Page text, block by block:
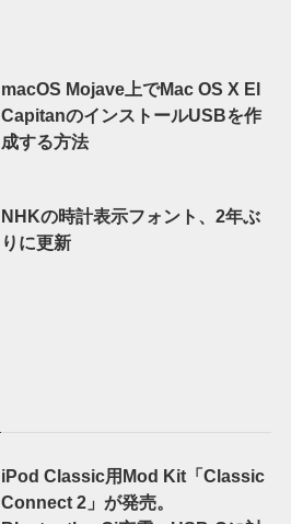
macOS Mojave上でMac OS X El
CapitanのインストールUSBを作
成する方法
NHKの時計表示フォント、2年ぶ
りに更新
iPod Classic用Mod Kit「Classic
Connect 2」が発売。